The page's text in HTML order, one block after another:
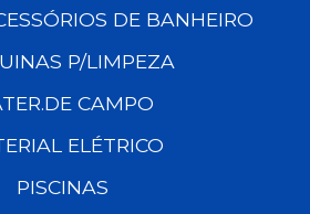
DE BANHEIRO
P/LIMPEZA
CAMPO
ELÉTRICO
PISCINAS